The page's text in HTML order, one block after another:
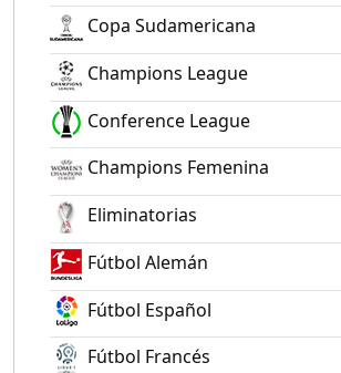
Copa Sudamericana
Champions League
Conference League
Champions Femenina
Eliminatorias
Fútbol Alemán
Fútbol Español
Fútbol Francés